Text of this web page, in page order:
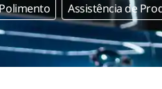
Assistência de